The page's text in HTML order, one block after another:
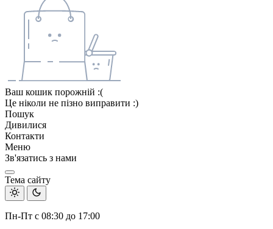
Ваш кошик порожній :(
Це ніколи не пізно виправити :)
Пошук
Дивилися
Контакти
Меню
Зв'язатись з нами
Тема сайту
Пн-Пт с 08:30 до 17:00